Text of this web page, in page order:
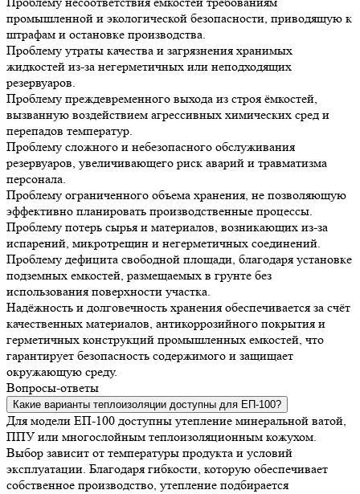
промышленной и экологической безопасности, приводящую к
штрафам и остановке производства.
Проблему утраты качества и загрязнения хранимых
жидкостей из-за негерметичных или неподходящих
резервуаров.
Проблему преждевременного выхода из строя ёмкостей,
вызванную воздействием агрессивных химических сред и
перепадов температур.
Проблему сложного и небезопасного обслуживания
резервуаров, увеличивающего риск аварий и травматизма
персонала.
Проблему ограниченного объема хранения, не позволяющую
эффективно планировать производственные процессы.
Проблему потерь сырья и материалов, возникающих из-за
испарений, микротрещин и негерметичных соединений.
Проблему дефицита свободной площади, благодаря установке
подземных емкостей, размещаемых в грунте без
использования поверхности участка.
Надёжность и долговечность хранения обеспечивается за счёт
качественных материалов, антикоррозийного покрытия и
герметичных конструкций промышленных емкостей, что
гарантирует безопасность содержимого и защищает
окружающую среду.
Вопросы-ответы
Какие варианты теплоизоляции доступны для ЕП-100?
Для модели ЕП-100 доступны утепление минеральной ватой,
ППУ или многослойным теплоизоляционным кожухом.
Выбор зависит от температуры продукта и условий
эксплуатации. Благодаря гибкости, которую обеспечивает
собственное производство, утепление подбирается